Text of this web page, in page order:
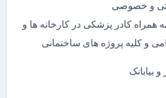
و خصوصی
همراه کادر پزشکی در کارخانه ها و
و کلیه پروژه های ساختمانی
بیابانک